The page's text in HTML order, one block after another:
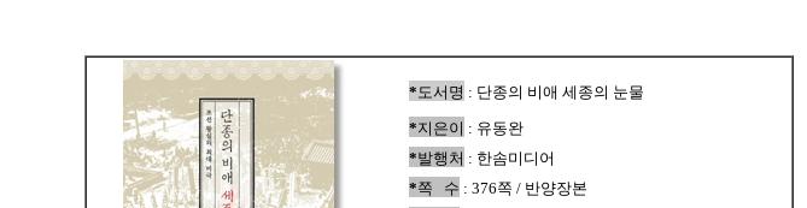
*도서명 : 단종의 비애 세종의 눈물
*지은이 : 유동완
*발행처 : 한솜미디어
*쪽 수 : 376쪽 / 반양장본